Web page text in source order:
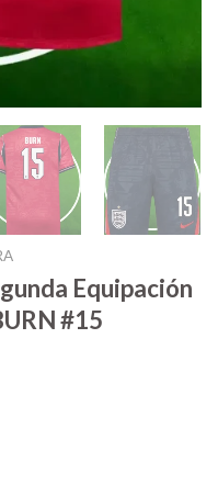
Equipación
#15